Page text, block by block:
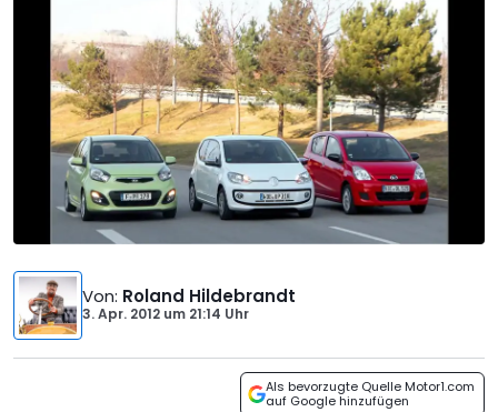
Von: Roland Hildebrandt
3. Apr. 2012 um 21:14 Uhr
Als bevorzugte Quelle Motor1.com
auf Google hinzufügen